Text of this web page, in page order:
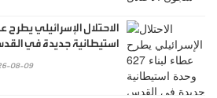
استيطانية جديدة في
08-09